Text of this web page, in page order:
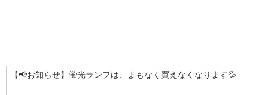
【📢お知らせ】蛍光ランプは、まもなく買えなくなります💦